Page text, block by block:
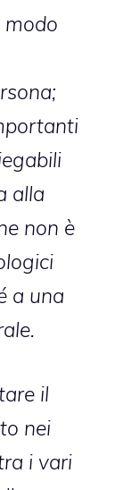
modo
alla
non è
a una
il
nei
i vari